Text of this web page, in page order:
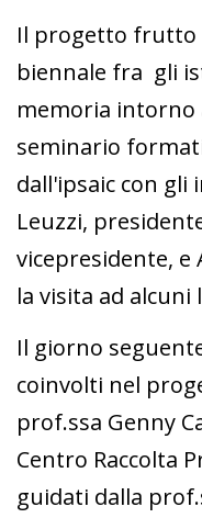
Il progetto frutto
biennale fra gli
memoria intorno
seminario
dall'ipsaic con
Leuzzi,
vicepresidente, e
la visita ad
Il giorno
coinvolti nel
prof.ssa Genny
Centro Raccolta
guidati dalla